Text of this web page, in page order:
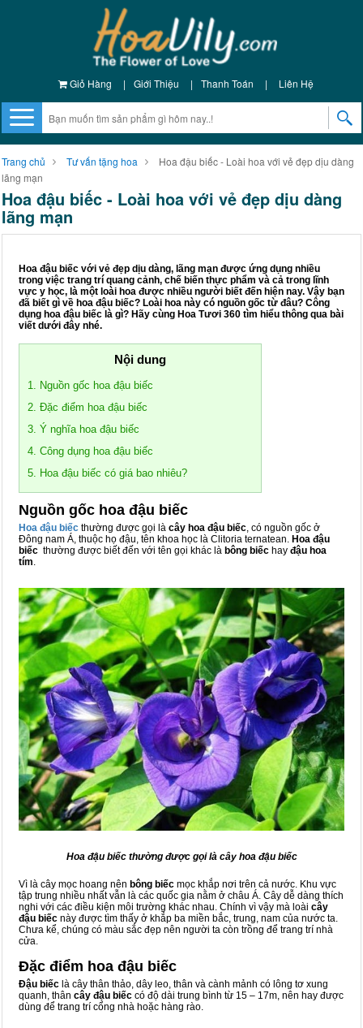
Giỏ Hàng | Giới Thiệu | Thanh Toán | Liên Hệ
Trang chủ Tư vấn tặng hoa
Hoa đậu biếc - Loài hoa với vẻ đẹp dịu dàng
lãng mạn
Hoa đậu biếc - Loài hoa với vẻ đẹp dịu dàng
lãng mạn
Hoa đậu biếc với vẻ đẹp dịu dàng, lãng mạn được ứng dụng nhiều
trong việc trang trí quang cảnh, chế biến thực phẩm và cả trong lĩnh
vực y học, là một loài hoa được nhiều người biết đến hiện nay. Vậy bạn
đã biết gì về hoa đậu biếc? Loài hoa này có nguồn gốc từ đâu? Công
dụng hoa đậu biếc là gì? Hãy cùng Hoa Tươi 360 tìm hiểu thông qua bài
viết dưới đây nhé.
Nội dung
1. Nguồn gốc hoa đậu biếc
2. Đặc điểm hoa đậu biếc
3. Ý nghĩa hoa đậu biếc
4. Công dụng hoa đậu biếc
5. Hoa đậu biếc có giá bao nhiêu?
Nguồn gốc hoa đậu biếc
Hoa đậu biếc thường được gọi là cây hoa đậu biếc, có nguồn gốc ở
Đông nam Á, thuộc họ đậu, tên khoa học là Clitoria ternatean. Hoa đậu
biếc thường được biết đến với tên gọi khác là bông biếc hay đậu hoa
tím.
Hoa đậu biếc thường được gọi là cây hoa đậu biếc
Vì là cây mọc hoang nên bông biếc mọc khắp nơi trên cả nước. Khu vực
tập trung nhiều nhất vẫn là các quốc gia nằm ở châu Á. Cây dễ dàng thích
nghi với các điều kiện môi trường khác nhau. Chính vì vậy mà loài cây
đậu biếc này được tìm thấy ở khắp ba miền bắc, trung, nam của nước ta.
Chưa kể, chúng có màu sắc đẹp nên người ta còn trồng để trang trí nhà
cửa.
Đặc điểm hoa đậu biếc
Đậu biếc là cây thân thảo, dây leo, thân và cành mảnh có lông tơ xung
quanh, thân cây đậu biếc có độ dài trung bình từ 15 – 17m, nên hay được
dùng để trang trí cổng nhà hoặc hàng rào.